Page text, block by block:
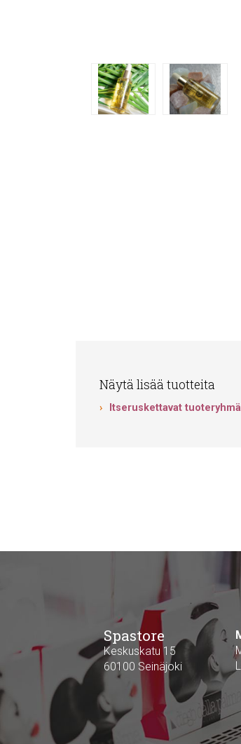
Näytä lisää tuotteita
Itseruskettavat
Spastore
Keskuskatu 15
60100 Seinäjoki